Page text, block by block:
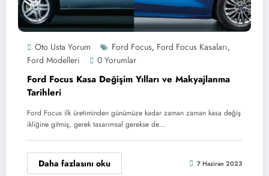
Oto Usta Yorum Ford Focus, Ford Focus Kasaları,
Ford Modelleri 0 Yorumlar
Ford Focus Kasa Değişim Yılları ve Makyajlanma
Tarihleri
Ford Focus ilk üretiminden günümüze kadar zaman zaman kasa değiş
ikliğine gitmiş, gerek tasarımsal gerekse de…
Daha fazlasını oku 7 Haziran 2023